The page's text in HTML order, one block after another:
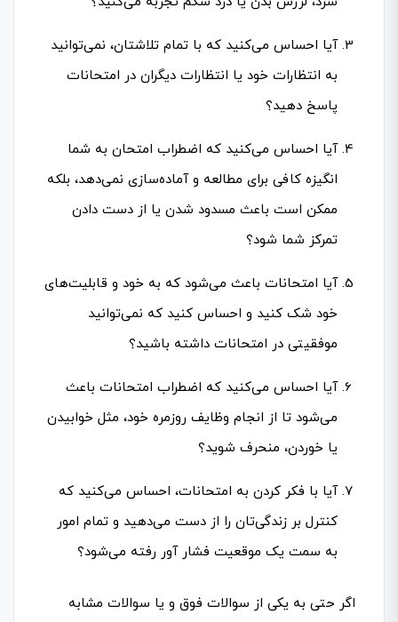
آیا احساس می‌کنید که با تمام تلاشتان، نمی‌توانید
به انتظارات خود یا انتظارات دیگران در امتحانات
پاسخ دهید؟
آیا احساس می‌کنید که اضطراب امتحان به شما
انگیزه کافی برای مطالعه و آماده‌سازی نمی‌دهد، بلکه
ممکن است باعث مسدود شدن یا از دست دادن
تمرکز شما شود؟
آیا امتحانات باعث می‌شود که به خود و قابلیت‌های
خود شک کنید و احساس کنید که نمی‌توانید
موفقیتی در امتحانات داشته باشید؟
آیا احساس می‌کنید که اضطراب امتحانات باعث
می‌شود تا از انجام وظایف روزمره خود، مثل خوابیدن
یا خوردن، منحرف شوید؟
آیا با فکر کردن به امتحانات، احساس می‌کنید که
کنترل بر زندگی‌تان را از دست می‌دهید و تمام امور
به سمت یک موقعیت فشار آور رفته می‌شود؟
اگر حتی به یکی از سوالات فوق و یا سوالات مشابه